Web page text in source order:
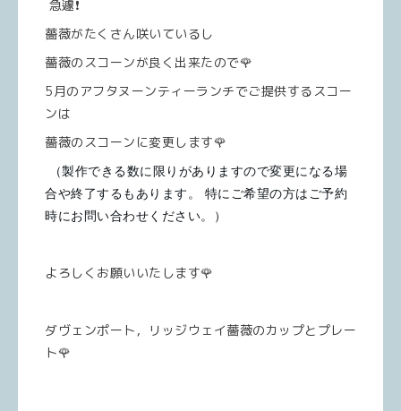
急遽❗️
薔薇がたくさん咲いているし
薔薇のスコーンが良く出来たので🌹
5月のアフタヌーンティーランチでご提供するスコー
ンは
薔薇のスコーンに変更します🌹
合や終了するもあります。 特にご希望の方はご予約
時にお問い合わせください。）
よろしくお願いいたします🌹
ダヴェンポート，リッジウェイ薔薇のカップとプレー
ト🌹